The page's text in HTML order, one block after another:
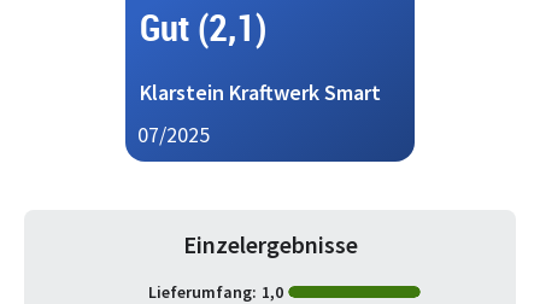
Gut (2,1)
Klarstein Kraftwerk Smart
07/2025
Einzelergebnisse
Lieferumfang: 1,0